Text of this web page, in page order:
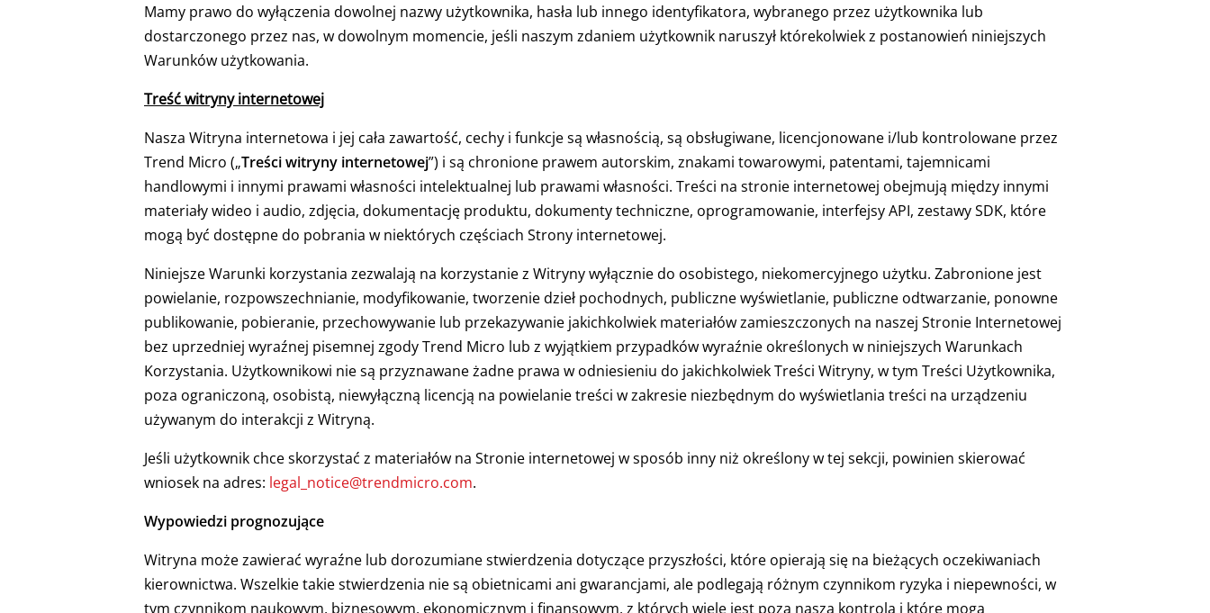
Mamy prawo do wyłączenia dowolnej nazwy użytkownika, hasła lub innego identyfikatora, wybranego przez użytkownika lub
dostarczonego przez nas, w dowolnym momencie, jeśli naszym zdaniem użytkownik naruszył którekolwiek z postanowień niniejszych
Warunków użytkowania.
Treść witryny internetowej
Nasza Witryna internetowa i jej cała zawartość, cechy i funkcje są własnością, są obsługiwane, licencjonowane i/lub kontrolowane przez
Trend Micro („Treści witryny internetowej”) i są chronione prawem autorskim, znakami towarowymi, patentami, tajemnicami
handlowymi i innymi prawami własności intelektualnej lub prawami własności. Treści na stronie internetowej obejmują między innymi
materiały wideo i audio, zdjęcia, dokumentację produktu, dokumenty techniczne, oprogramowanie, interfejsy API, zestawy SDK, które
mogą być dostępne do pobrania w niektórych częściach Strony internetowej.
Niniejsze Warunki korzystania zezwalają na korzystanie z Witryny wyłącznie do osobistego, niekomercyjnego użytku. Zabronione jest
powielanie, rozpowszechnianie, modyfikowanie, tworzenie dzieł pochodnych, publiczne wyświetlanie, publiczne odtwarzanie, ponowne
publikowanie, pobieranie, przechowywanie lub przekazywanie jakichkolwiek materiałów zamieszczonych na naszej Stronie Internetowej
bez uprzedniej wyraźnej pisemnej zgody Trend Micro lub z wyjątkiem przypadków wyraźnie określonych w niniejszych Warunkach
Korzystania. Użytkownikowi nie są przyznawane żadne prawa w odniesieniu do jakichkolwiek Treści Witryny, w tym Treści Użytkownika,
poza ograniczoną, osobistą, niewyłączną licencją na powielanie treści w zakresie niezbędnym do wyświetlania treści na urządzeniu
używanym do interakcji z Witryną.
Jeśli użytkownik chce skorzystać z materiałów na Stronie internetowej w sposób inny niż określony w tej sekcji, powinien skierować
wniosek na adres: legal_notice@trendmicro.com.
Wypowiedzi prognozujące
Witryna może zawierać wyraźne lub dorozumiane stwierdzenia dotyczące przyszłości, które opierają się na bieżących oczekiwaniach
kierownictwa. Wszelkie takie stwierdzenia nie są obietnicami ani gwarancjami, ale podlegają różnym czynnikom ryzyka i niepewności, w
tym czynnikom naukowym, biznesowym, ekonomicznym i finansowym, z których wiele jest poza naszą kontrolą i które mogą